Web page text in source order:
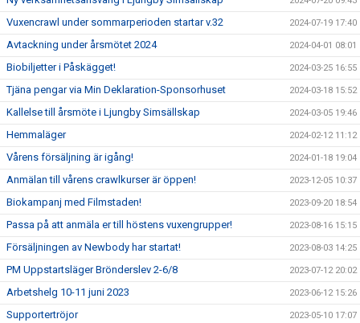
Vuxencrawl under sommarperioden startar v.32 2024-07-19 17:40
Avtackning under årsmötet 2024 2024-04-01 08:01
Biobiljetter i Påskägget! 2024-03-25 16:55
Tjäna pengar via Min Deklaration-Sponsorhuset 2024-03-18 15:52
Kallelse till årsmöte i Ljungby Simsällskap 2024-03-05 19:46
Hemmaläger 2024-02-12 11:12
Vårens försäljning är igång! 2024-01-18 19:04
Anmälan till vårens crawlkurser är öppen! 2023-12-05 10:37
Biokampanj med Filmstaden! 2023-09-20 18:54
Passa på att anmäla er till höstens vuxengrupper! 2023-08-16 15:15
Försäljningen av Newbody har startat! 2023-08-03 14:25
PM Uppstartsläger Brönderslev 2-6/8 2023-07-12 20:02
Arbetshelg 10-11 juni 2023 2023-06-12 15:26
Supportertröjor 2023-05-10 17:07